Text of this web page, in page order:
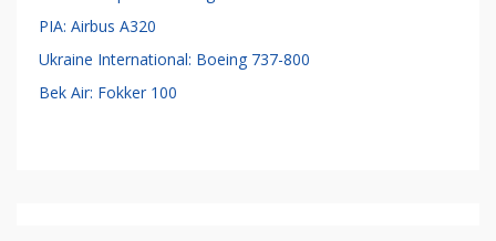
PIA: Airbus A320
Ukraine International: Boeing 737-800
Bek Air: Fokker 100